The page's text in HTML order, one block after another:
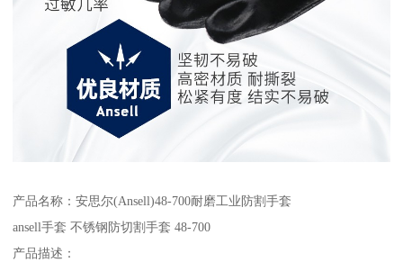
产品名称：安思尔(Ansell)48-700耐磨工业防割手套
ansell手套 不锈钢防切割手套 48-700
产品描述：